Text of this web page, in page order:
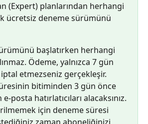
(Expert) planlarından herhangi
ücretsiz deneme sürümünü
başlatırken herhangi
Ödeme, yalnızca 7 gün
etmezseniz gerçekleşir.
bitiminden 3 gün önce
posta hatırlatıcıları alacaksınız.
için deneme süresi